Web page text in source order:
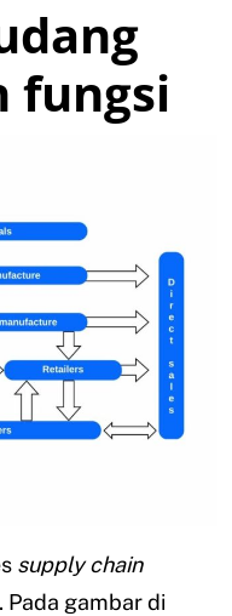
fungsi
supply chain
gambar di